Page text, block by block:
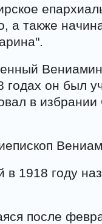
а также
годах он был
в избрании
в 1918 году
после